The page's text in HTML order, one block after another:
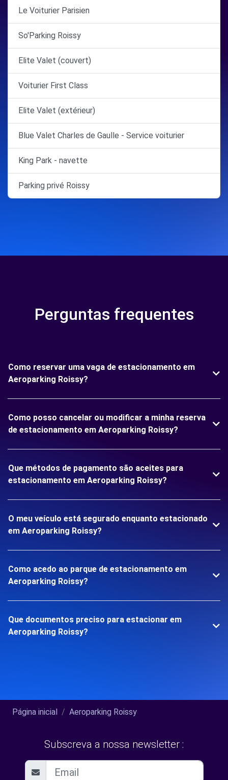
Le Voiturier Parisien
So'Parking Roissy
Elite Valet (couvert)
Voiturier First Class
Elite Valet (extérieur)
Blue Valet Charles de Gaulle - Service voiturier
King Park - navette
Parking privé Roissy
Perguntas frequentes
Como reservar uma vaga de estacionamento em
Aeroparking Roissy?
Como posso cancelar ou modificar a minha reserva
de estacionamento em Aeroparking Roissy?
Que métodos de pagamento são aceites para
estacionamento em Aeroparking Roissy?
O meu veículo está segurado enquanto estacionado
em Aeroparking Roissy?
Como acedo ao parque de estacionamento em
Aeroparking Roissy?
Que documentos preciso para estacionar em
Aeroparking Roissy?
Página inicial Aeroparking Roissy
Subscreva a nossa newsletter :